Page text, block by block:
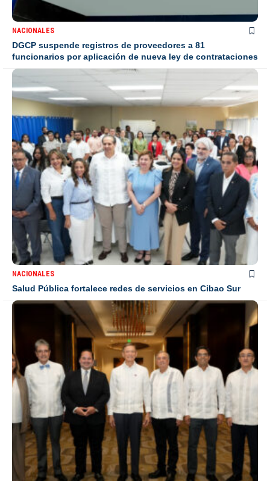
NACIONALES
DGCP suspende registros de proveedores a 81
funcionarios por aplicación de nueva ley de contrataciones
NACIONALES
Salud Pública fortalece redes de servicios en Cibao Sur